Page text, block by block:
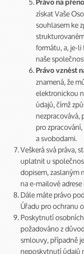
Právo na
získat Vaše
souhlasem ke
formátu, a, je-
naše
Právo vznést
znamená, že
elektronickou
údajů, čímž
nezpracovává,
pro
a svobodami.
Veškerá svá práva,
uplatnit u
dopisem, zaslaným
na e-mailové
Dále máte právo
Úřadu pro ochranu
Poskytnutí
požadováno z
smlouvy, případně